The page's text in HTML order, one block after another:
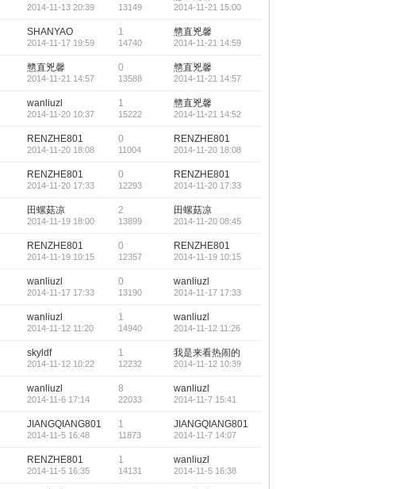
2014-11-13 20:39 13149 2014-11-21 15:00
SHANYAO
2014-11-17 19:59
1
14740
戆直兇馨
2014-11-21 14:59
戆直兇馨
2014-11-21 14:57
0
13588
戆直兇馨
2014-11-21 14:57
wanliuzl
2014-11-20 10:37
1
15222
戆直兇馨
2014-11-21 14:52
RENZHE801
2014-11-20 18:08
0
11004
RENZHE801
2014-11-20 18:08
RENZHE801
2014-11-20 17:33
0
12293
RENZHE801
2014-11-20 17:33
田螺菇凉
2014-11-19 18:00
2
13899
田螺菇凉
2014-11-20 08:45
RENZHE801
2014-11-19 10:15
0
12357
RENZHE801
2014-11-19 10:15
wanliuzl
2014-11-17 17:33
0
13190
wanliuzl
2014-11-17 17:33
wanliuzl
2014-11-12 11:20
1
14940
wanliuzl
2014-11-12 11:26
skyldf
2014-11-12 10:22
1
12232
我是来看热闹的
2014-11-12 10:39
wanliuzl
2014-11-6 17:14
8
22033
wanliuzl
2014-11-7 15:41
JIANGQIANG801
2014-11-5 16:48
1
11873
JIANGQIANG801
2014-11-7 14:07
RENZHE801
2014-11-5 16:35
1
14131
wanliuzl
2014-11-5 16:38